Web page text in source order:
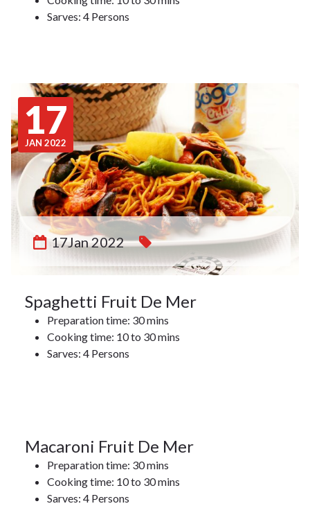
Sarves: 4 Persons
17
JAN 2022
17Jan 2022
Spaghetti Fruit De Mer
Preparation time: 30 mins
Cooking time: 10 to 30 mins
Sarves: 4 Persons
17
JAN 2022
17Jan
Macaroni Fruit De Mer
Preparation time: 30 mins
Cooking time: 10 to 30 mins
Sarves: 4 Persons
17Jan